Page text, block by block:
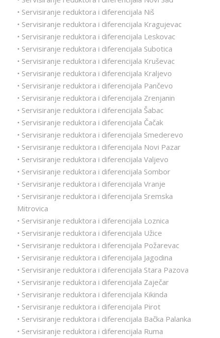
• Servisiranje reduktora i diferencijala Niš
• Servisiranje reduktora i diferencijala Kragujevac
• Servisiranje reduktora i diferencijala Leskovac
• Servisiranje reduktora i diferencijala Subotica
• Servisiranje reduktora i diferencijala Kruševac
• Servisiranje reduktora i diferencijala Kraljevo
• Servisiranje reduktora i diferencijala Pančevo
• Servisiranje reduktora i diferencijala Zrenjanin
• Servisiranje reduktora i diferencijala Šabac
• Servisiranje reduktora i diferencijala Čačak
• Servisiranje reduktora i diferencijala Smederevo
• Servisiranje reduktora i diferencijala Novi Pazar
• Servisiranje reduktora i diferencijala Valjevo
• Servisiranje reduktora i diferencijala Sombor
• Servisiranje reduktora i diferencijala Vranje
• Servisiranje reduktora i diferencijala Sremska
Mitrovica
• Servisiranje reduktora i diferencijala Loznica
• Servisiranje reduktora i diferencijala Užice
• Servisiranje reduktora i diferencijala Požarevac
• Servisiranje reduktora i diferencijala Jagodina
• Servisiranje reduktora i diferencijala Stara Pazova
• Servisiranje reduktora i diferencijala Zaječar
• Servisiranje reduktora i diferencijala Kikinda
• Servisiranje reduktora i diferencijala Pirot
• Servisiranje reduktora i diferencijala Bačka Palanka
• Servisiranje reduktora i diferencijala Ruma